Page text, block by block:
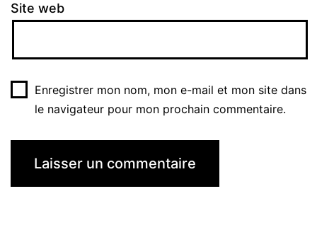
Site web
Enregistrer mon nom, mon e-mail et mon site dans
le navigateur pour mon prochain commentaire.